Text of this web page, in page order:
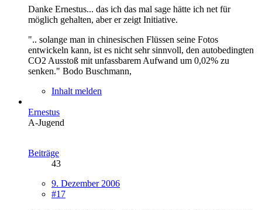
Danke Ernestus... das ich das mal sage hätte ich net für
möglich gehalten, aber er zeigt Initiative.
".. solange man in chinesischen Flüssen seine Fotos
entwickeln kann, ist es nicht sehr sinnvoll, den autobedingten
CO2 Ausstoß mit unfassbarem Aufwand um 0,02% zu
senken." Bodo Buschmann,
Inhalt melden
Ernestus
A-Jugend
Beiträge
43
9. Dezember 2006
#17